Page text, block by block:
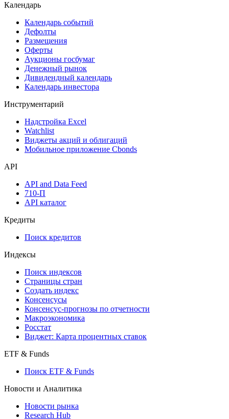
Календарь
Календарь событий
Дефолты
Размещения
Оферты
Аукционы госбумаг
Денежный рынок
Дивидендный календарь
Календарь инвестора
Инструментарий
Надстройка Excel
Watchlist
Виджеты акций и облигаций
Мобильное приложение Cbonds
API
API and Data Feed
710-П
API каталог
Кредиты
Поиск кредитов
Индексы
Поиск индексов
Страницы стран
Создать индекс
Консенсусы
Консенсус-прогнозы по отчетности
Макроэкономика
Росстат
Виджет: Карта процентных ставок
ETF & Funds
Поиск ETF & Funds
Новости и Аналитика
Новости рынка
Research Hub